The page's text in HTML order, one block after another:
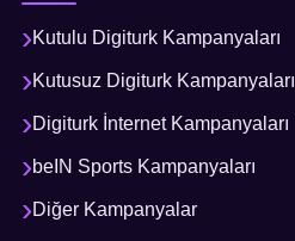
Kutulu Digiturk Kampanyaları
Kutusuz Digiturk Kampanyaları
Digiturk İnternet Kampanyaları
beIN Sports Kampanyaları
Diğer Kampanyalar